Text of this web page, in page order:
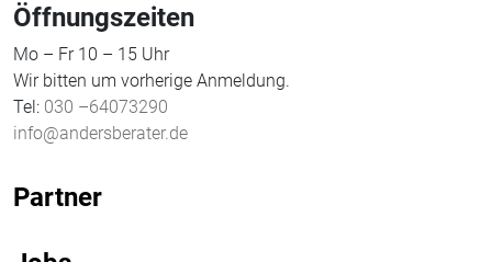
Öffnungszeiten
Mo – Fr 10 – 15 Uhr
Wir bitten um vorherige Anmeldung.
Tel: 030 –64073290
info@andersberater.de
Partner